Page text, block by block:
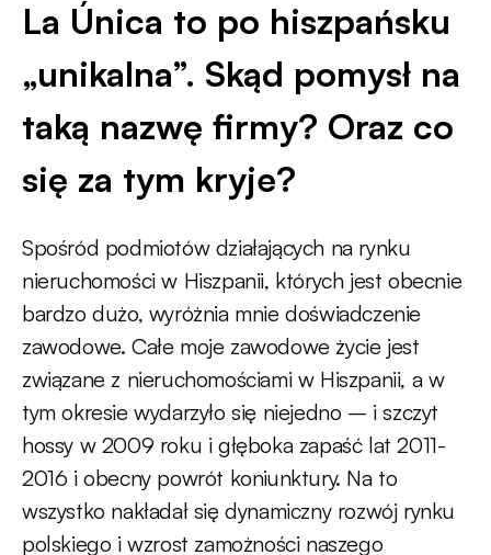
La Única to po hiszpańsku
„unikalna”. Skąd pomysł na
taką nazwę firmy? Oraz co
się za tym kryje?
Spośród podmiotów działających na rynku
nieruchomości w Hiszpanii, których jest obecnie
bardzo dużo, wyróżnia mnie doświadczenie
zawodowe. Całe moje zawodowe życie jest
związane z nieruchomościami w Hiszpanii, a w
tym okresie wydarzyło się niejedno – i szczyt
hossy w 2009 roku i głęboka zapaść lat 2011-
2016 i obecny powrót koniunktury. Na to
wszystko nakładał się dynamiczny rozwój rynku
polskiego i wzrost zamożności naszego